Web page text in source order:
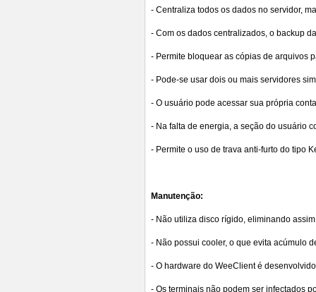
- Centraliza todos os dados no servidor,
- Com os dados centralizados, o backup
- Permite bloquear as cópias de arquivos
- Pode-se usar dois ou mais servidores
- O usuário pode acessar sua própria
- Na falta de energia, a seção do usuário
- Permite o uso de trava anti-furto do tipo
Manutenção:
- Não utiliza disco rígido, eliminando
- Não possui cooler, o que evita acúmulo
- O hardware do WeeClient é
- Os terminais não podem ser infectados